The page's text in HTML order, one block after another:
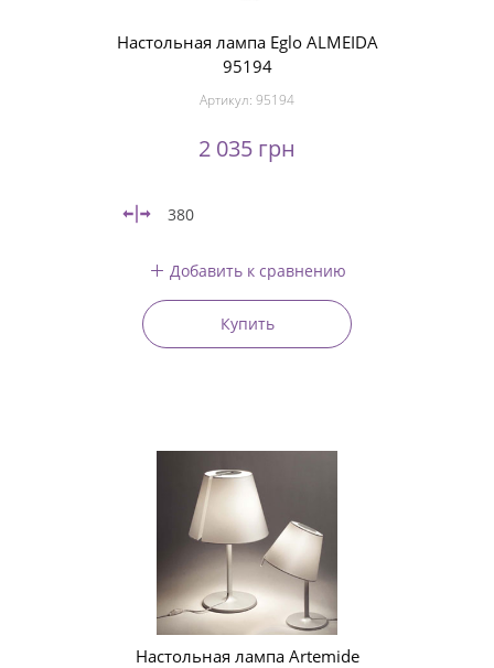
Настольная лампа Eglo ALMEIDA
95194
Артикул: 95194
2 035 грн
380
Добавить к сравнению
Купить
Настольная лампа Artemide